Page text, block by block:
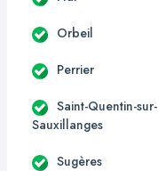
Orbeil
Perrier
Saint-Quentin-sur-
Sauxillanges
Sugères